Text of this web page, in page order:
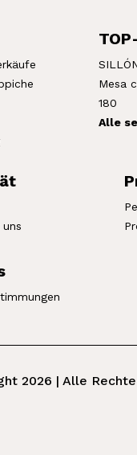
Mesa
180
Alle
2026 | Alle